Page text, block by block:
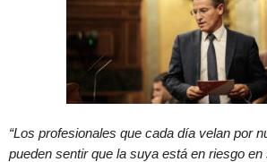
“Los profesionales que cada día velan por
pueden sentir que la suya está en riesgo